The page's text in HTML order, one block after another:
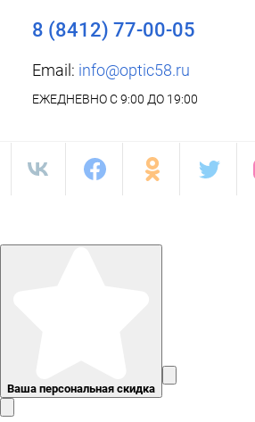
8 (8412) 77-00-05
Email: info@optic58.ru
ЕЖЕДНЕВНО С 9:00 ДО 19:00
Ваша персональная скидка